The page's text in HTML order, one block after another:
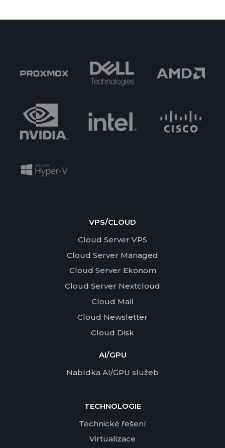
VPS/CLOUD
Cloud Server VPS
Cloud Server Managed
Cloud Server Ekonom
Cloud Server Nextcloud
Cloud Mail
Cloud Newsletter
Cloud Disk
AI/GPU
Nabídka AI/GPU služeb
TECHNOLOGIE
Technické řešení
Virtualizace